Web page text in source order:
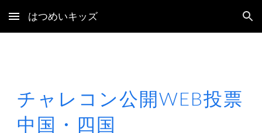
Skip to main content Skip to navigation
はつめいキッズ
チャレコン公開WEB投票
中国・四国